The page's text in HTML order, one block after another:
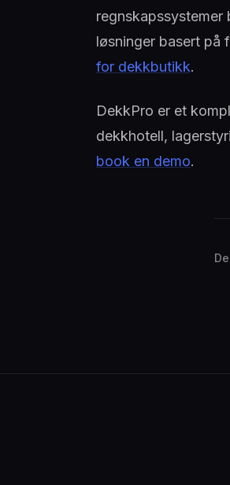
regnskapssystemer
løsninger basert på
for dekkbutikk.
DekkPro er et
dekkhotell,
book en demo.